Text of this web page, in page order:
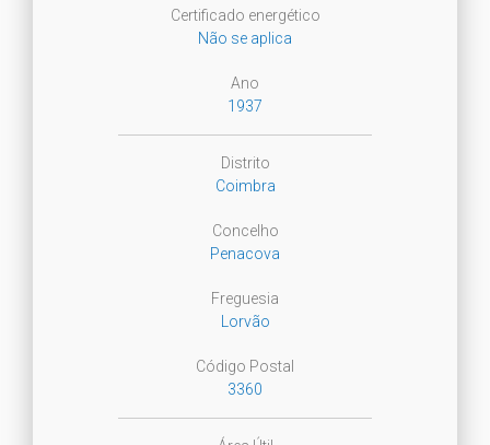
Certificado energético
Não se aplica
Ano
1937
Distrito
Coimbra
Concelho
Penacova
Freguesia
Lorvão
Código Postal
3360